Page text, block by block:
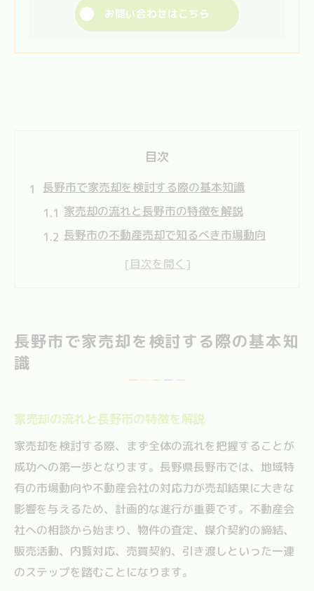
お問い合わせはこちら
目次
長野市で家売却を検討する際の基本知識
家売却の流れと長野市の特徴を解説
長野市の不動産売却で知るべき市場動向
家売却時に押さえたい査定基準のポイント
家売却で後悔しないための実践ポイント
不動産会社と家売却計画の立て方のコツ
長野市家売却に適したタイミングを見極め
る
家売却時のトラブルを防ぐ注意点まとめ
地域特性を生かした家売却プランニング術
長野市の地域特性を活かした家売却戦略
家売却に強い長野市不動産屋の活用法
中古住宅売却で注目すべき地域の動向
長野市で家売却を検討する際の基本知
識
家売却の流れと長野市の特徴を解説
家売却を検討する際、まず全体の流れを把握することが
成功への第一歩となります。長野県長野市では、地域特
有の市場動向や不動産会社の対応力が売却結果に大きな
影響を与えるため、計画的な進行が重要です。不動産会
社への相談から始まり、物件の査定、媒介契約の締結、
販売活動、内覧対応、売買契約、引き渡しといった一連
のステップを踏むことになります。